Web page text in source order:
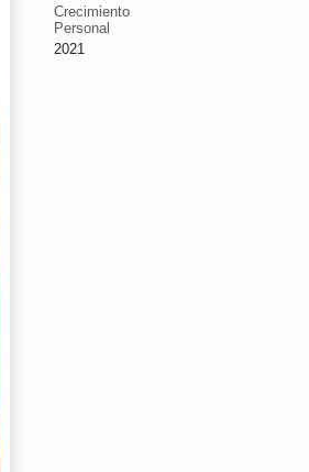
Crecimiento
Personal
2021